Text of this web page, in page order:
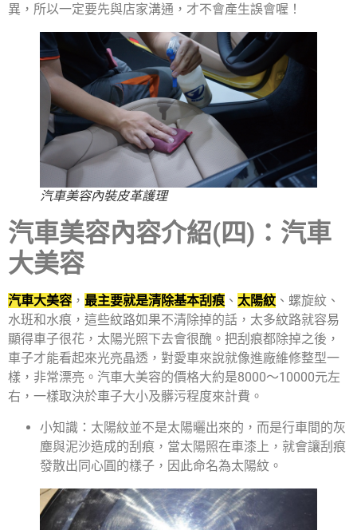
異，所以一定要先與店家溝通，才不會產生誤會喔！
汽車美容內裝皮革護理
汽車美容內容介紹(四)：汽車
大美容
汽車大美容 ， 最主要就是清除基本刮痕 、 太陽紋 、螺旋紋、
水班和水痕，這些紋路如果不清除掉的話，太多紋路就容易
顯得車子很花，太陽光照下去會很醜。把刮痕都除掉之後，
車子才能看起來光亮晶透，對愛車來說就像進廠維修整型一
樣，非常漂亮。汽車大美容的價格大約是8000～10000元左
右，一樣取決於車子大小及髒污程度來計費。
小知識：太陽紋並不是太陽曬出來的，而是行車間的灰
塵與泥沙造成的刮痕，當太陽照在車漆上，就會讓刮痕
發散出同心圓的樣子，因此命名為太陽紋。